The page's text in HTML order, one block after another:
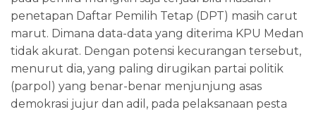
penetapan Daftar Pemilih Tetap (DPT) masih carut
marut. Dimana data-data yang diterima KPU Medan
tidak akurat. Dengan potensi kecurangan tersebut,
menurut dia, yang paling dirugikan partai politik
(parpol) yang benar-benar menjunjung asas
demokrasi jujur dan adil, pada pelaksanaan pesta